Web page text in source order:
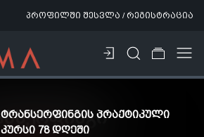
პროფილში შესვლა / რეგისტრაცია
ᲢᲠᲐᲜᲡᲔᲠᲤᲘᲜᲒᲘᲡ ᲞᲠᲐᲥᲢᲘᲙᲣᲚᲘ
ᲙᲣᲠᲡᲘ 78 ᲓᲦᲔᲨᲘ